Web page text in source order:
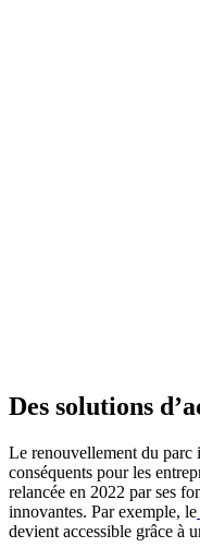
Des solutions
Le renouvellement du parc
conséquents pour les
relancée en 2022 par ses
innovantes. Par exemple, le
devient accessible grâce à